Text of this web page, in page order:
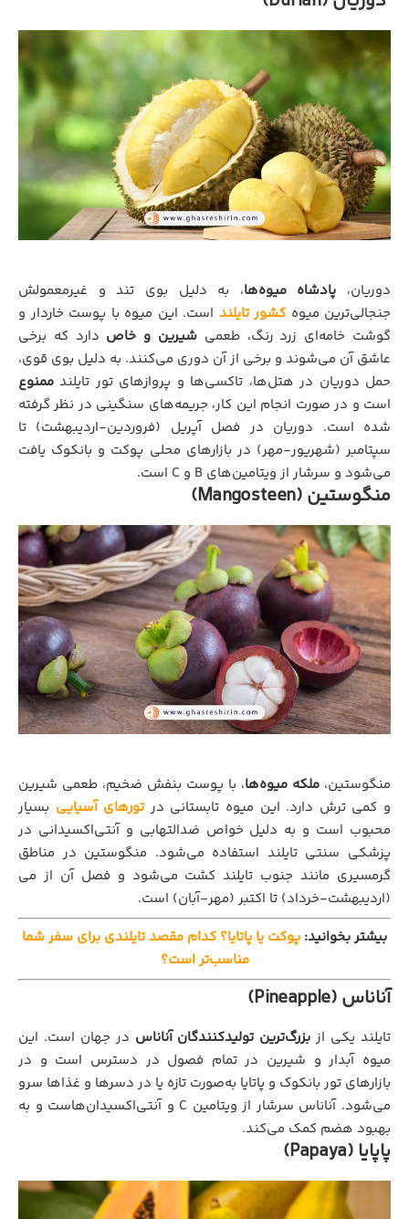
دوریان، پادشاه میوه‌ها، به دلیل بوی تند و غیرمعمولش
جنجالی‌ترین میوه کشور تایلند است. این میوه با پوست خاردار و
گوشت خامه‌ای زرد رنگ، طعمی شیرین و خاص دارد که برخی
عاشق آن می‌شوند و برخی از آن دوری می‌کنند. به دلیل بوی قوی،
حمل دوریان در هتل‌ها، تاکسی‌ها و پروازهای تور تایلند ممنوع
است و در صورت انجام این کار، جریمه‌های سنگینی در نظر گرفته
شده است. دوریان در فصل آپریل (فروردین-اردیبهشت) تا
سپتامبر (شهریور-مهر) در بازارهای محلی پوکت و بانکوک یافت
می‌شود و سرشار از ویتامین‌های B و C است.
منگوستین (Mangosteen)
منگوستین، ملکه میوه‌ها، با پوست بنفش ضخیم، طعمی شیرین
و کمی ترش دارد. این میوه تابستانی درتورهای آسیایی بسیار
محبوب است و به دلیل خواص ضدالتهابی و آنتی‌اکسیدانی در
پزشکی سنتی تایلند استفاده می‌شود. منگوستین در مناطق
گرمسیری مانند جنوب تایلند کشت می‌شود و فصل آن از می
(اردیبهشت-خرداد) تا اکتبر (مهر-آبان) است.
بیشتر بخوانید: پوکت یا پاتایا؟ کدام مقصد تایلندی برای سفر شما
مناسب‌تر است؟
آناناس (Pineapple)
تایلند یکی از بزرگ‌ترین تولیدکنندگان آناناس در جهان است. این
میوه آبدار و شیرین در تمام فصول در دسترس است و در
بازارهای تور بانکوک و پاتایا به‌صورت تازه یا در دسرها و غذاها سرو
می‌شود. آناناس سرشار از ویتامین C و آنتی‌اکسیدان‌هاست و به
بهبود هضم کمک می‌کند.
پاپایا (Papaya)